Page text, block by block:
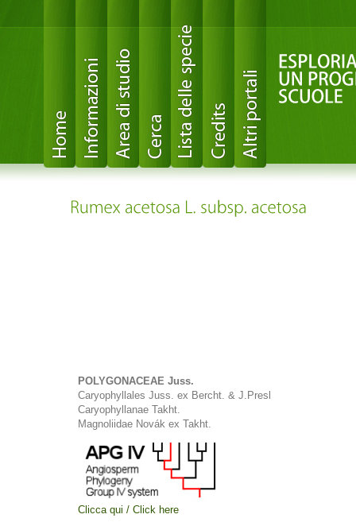
POLYGONACEAE Juss.
Caryophyllales Juss. ex Bercht. & J.Presl
Caryophyllanae Takht.
Magnoliidae Novák ex Takht.
Clicca qui / Click here